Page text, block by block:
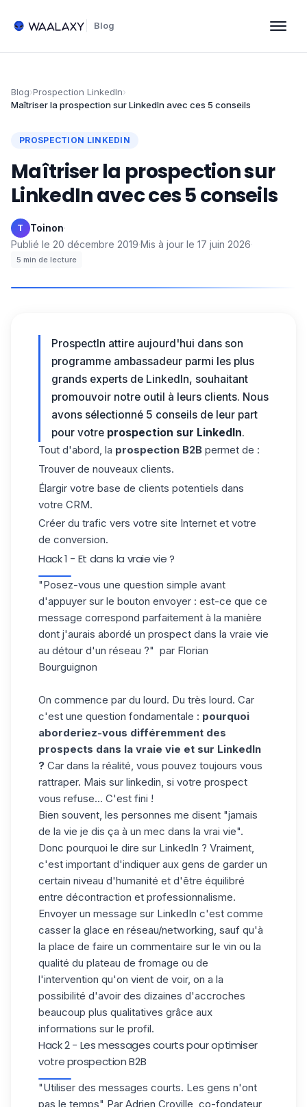
Blog
Blog›Prospection LinkedIn›
Maîtriser la prospection sur LinkedIn avec ces 5 conseils
PROSPECTION LINKEDIN
Maîtriser la prospection sur
LinkedIn avec ces 5 conseils
T Toinon·
Publié le 20 décembre 2019·Mis à jour le 17 juin 2026·
5 min de lecture
ProspectIn attire aujourd'hui dans son
programme ambassadeur parmi les plus
grands experts de LinkedIn, souhaitant
promouvoir notre outil à leurs clients. Nous
avons sélectionné 5 conseils de leur part
pour votre prospection sur LinkedIn.
Tout d'abord, la prospection B2B permet de :
Trouver de nouveaux clients.
Élargir votre base de clients potentiels dans
votre CRM.
Créer du trafic vers votre site Internet et votre
de conversion.
Hack 1 - Et dans la vraie vie ?
"Posez-vous une question simple avant
d'appuyer sur le bouton envoyer : est-ce que ce
message correspond parfaitement à la manière
dont j'aurais abordé un prospect dans la vraie vie
au détour d'un réseau ?" par Florian
Bourguignon
On commence par du lourd. Du très lourd. Car
c'est une question fondamentale : pourquoi
aborderiez-vous différemment des
prospects dans la vraie vie et sur LinkedIn
? Car dans la réalité, vous pouvez toujours vous
rattraper. Mais sur linkedin, si votre prospect
vous refuse... C'est fini !
Bien souvent, les personnes me disent "jamais
de la vie je dis ça à un mec dans la vrai vie".
Donc pourquoi le dire sur LinkedIn ? Vraiment,
c'est important d'indiquer aux gens de garder un
certain niveau d'humanité et d'être équilibré
entre décontraction et professionnalisme.
Envoyer un message sur LinkedIn c'est comme
casser la glace en réseau/networking, sauf qu'à
la place de faire un commentaire sur le vin ou la
qualité du plateau de fromage ou de
l'intervention qu'on vient de voir, on a la
possibilité d'avoir des dizaines d'accroches
beaucoup plus qualitatives grâce aux
informations sur le profil.
Hack 2 - Les messages courts pour optimiser
votre prospection B2B
"Utiliser des messages courts. Les gens n'ont
pas le temps" Par Adrien Croville, co-fondateur